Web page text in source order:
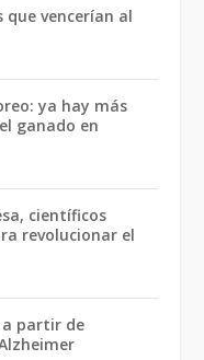
vencerían al
ya hay más
ganado en
científicos
revolucionar el
a partir de